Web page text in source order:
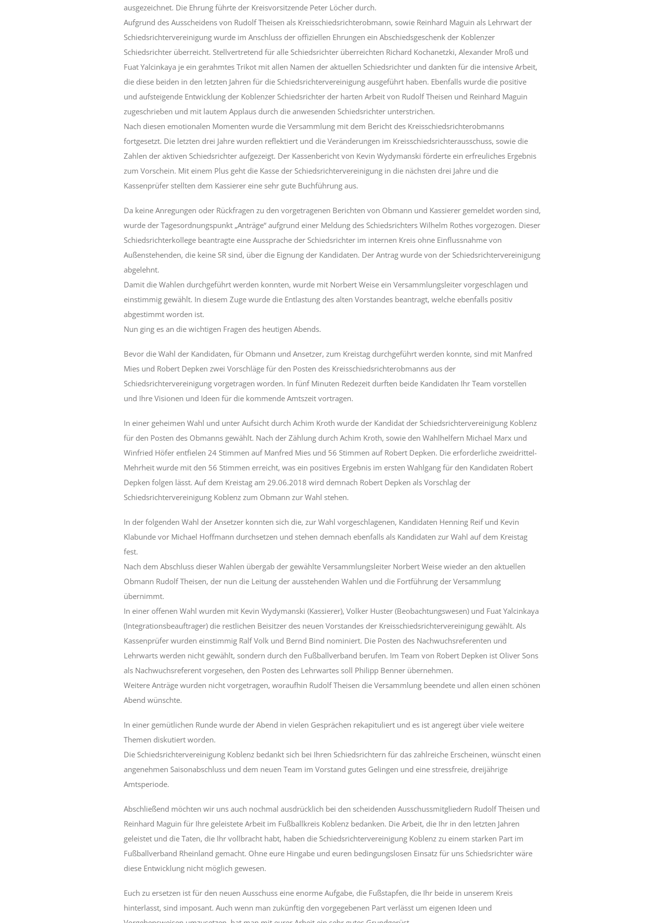
ausgezeichnet. Die Ehrung führte der Kreisvorsitzende Peter Löcher durch.
Aufgrund des Ausscheidens von Rudolf Theisen als Kreisschiedsrichterobmann, sowie Reinhard Maguin als Lehrwart der
Schiedsrichtervereinigung wurde im Anschluss der offiziellen Ehrungen ein Abschiedsgeschenk der Koblenzer
Schiedsrichter überreicht. Stellvertretend für alle Schiedsrichter überreichten Richard Kochanetzki, Alexander Mroß und
Fuat Yalcinkaya je ein gerahmtes Trikot mit allen Namen der aktuellen Schiedsrichter und dankten für die intensive Arbeit,
die diese beiden in den letzten Jahren für die Schiedsrichtervereinigung ausgeführt haben. Ebenfalls wurde die positive
und aufsteigende Entwicklung der Koblenzer Schiedsrichter der harten Arbeit von Rudolf Theisen und Reinhard Maguin
zugeschrieben und mit lautem Applaus durch die anwesenden Schiedsrichter unterstrichen.
Nach diesen emotionalen Momenten wurde die Versammlung mit dem Bericht des Kreisschiedsrichterobmanns
fortgesetzt. Die letzten drei Jahre wurden reflektiert und die Veränderungen im Kreisschiedsrichterausschuss, sowie die
Zahlen der aktiven Schiedsrichter aufgezeigt. Der Kassenbericht von Kevin Wydymanski förderte ein erfreuliches Ergebnis
zum Vorschein. Mit einem Plus geht die Kasse der Schiedsrichtervereinigung in die nächsten drei Jahre und die
Kassenprüfer stellten dem Kassierer eine sehr gute Buchführung aus.
Da keine Anregungen oder Rückfragen zu den vorgetragenen Berichten von Obmann und Kassierer gemeldet worden sind,
wurde der Tagesordnungspunkt „Anträge“ aufgrund einer Meldung des Schiedsrichters Wilhelm Rothes vorgezogen. Dieser
Schiedsrichterkollege beantragte eine Aussprache der Schiedsrichter im internen Kreis ohne Einflussnahme von
Außenstehenden, die keine SR sind, über die Eignung der Kandidaten. Der Antrag wurde von der Schiedsrichtervereinigung
abgelehnt.
Damit die Wahlen durchgeführt werden konnten, wurde mit Norbert Weise ein Versammlungsleiter vorgeschlagen und
einstimmig gewählt. In diesem Zuge wurde die Entlastung des alten Vorstandes beantragt, welche ebenfalls positiv
abgestimmt worden ist.
Nun ging es an die wichtigen Fragen des heutigen Abends.
Bevor die Wahl der Kandidaten, für Obmann und Ansetzer, zum Kreistag durchgeführt werden konnte, sind mit Manfred
Mies und Robert Depken zwei Vorschläge für den Posten des Kreisschiedsrichterobmanns aus der
Schiedsrichtervereinigung vorgetragen worden. In fünf Minuten Redezeit durften beide Kandidaten Ihr Team vorstellen
und Ihre Visionen und Ideen für die kommende Amtszeit vortragen.
In einer geheimen Wahl und unter Aufsicht durch Achim Kroth wurde der Kandidat der Schiedsrichtervereinigung Koblenz
für den Posten des Obmanns gewählt. Nach der Zählung durch Achim Kroth, sowie den Wahlhelfern Michael Marx und
Winfried Höfer entfielen 24 Stimmen auf Manfred Mies und 56 Stimmen auf Robert Depken. Die erforderliche zweidrittel-
Mehrheit wurde mit den 56 Stimmen erreicht, was ein positives Ergebnis im ersten Wahlgang für den Kandidaten Robert
Depken folgen lässt. Auf dem Kreistag am 29.06.2018 wird demnach Robert Depken als Vorschlag der
Schiedsrichtervereinigung Koblenz zum Obmann zur Wahl stehen.
In der folgenden Wahl der Ansetzer konnten sich die, zur Wahl vorgeschlagenen, Kandidaten Henning Reif und Kevin
Klabunde vor Michael Hoffmann durchsetzen und stehen demnach ebenfalls als Kandidaten zur Wahl auf dem Kreistag
fest.
Nach dem Abschluss dieser Wahlen übergab der gewählte Versammlungsleiter Norbert Weise wieder an den aktuellen
Obmann Rudolf Theisen, der nun die Leitung der ausstehenden Wahlen und die Fortführung der Versammlung
übernimmt.
In einer offenen Wahl wurden mit Kevin Wydymanski (Kassierer), Volker Huster (Beobachtungswesen) und Fuat Yalcinkaya
(Integrationsbeauftrager) die restlichen Beisitzer des neuen Vorstandes der Kreisschiedsrichtervereinigung gewählt. Als
Kassenprüfer wurden einstimmig Ralf Volk und Bernd Bind nominiert. Die Posten des Nachwuchsreferenten und
Lehrwarts werden nicht gewählt, sondern durch den Fußballverband berufen. Im Team von Robert Depken ist Oliver Sons
als Nachwuchsreferent vorgesehen, den Posten des Lehrwartes soll Philipp Benner übernehmen.
Weitere Anträge wurden nicht vorgetragen, woraufhin Rudolf Theisen die Versammlung beendete und allen einen schönen
Abend wünschte.
In einer gemütlichen Runde wurde der Abend in vielen Gesprächen rekapituliert und es ist angeregt über viele weitere
Themen diskutiert worden.
Die Schiedsrichtervereinigung Koblenz bedankt sich bei Ihren Schiedsrichtern für das zahlreiche Erscheinen, wünscht einen
angenehmen Saisonabschluss und dem neuen Team im Vorstand gutes Gelingen und eine stressfreie, dreijährige
Amtsperiode.
Abschließend möchten wir uns auch nochmal ausdrücklich bei den scheidenden Ausschussmitgliedern Rudolf Theisen und
Reinhard Maguin für Ihre geleistete Arbeit im Fußballkreis Koblenz bedanken. Die Arbeit, die Ihr in den letzten Jahren
geleistet und die Taten, die Ihr vollbracht habt, haben die Schiedsrichtervereinigung Koblenz zu einem starken Part im
Fußballverband Rheinland gemacht. Ohne eure Hingabe und euren bedingungslosen Einsatz für uns Schiedsrichter wäre
diese Entwicklung nicht möglich gewesen.
Euch zu ersetzen ist für den neuen Ausschuss eine enorme Aufgabe, die Fußstapfen, die Ihr beide in unserem Kreis
hinterlasst, sind imposant. Auch wenn man zukünftig den vorgegebenen Part verlässt um eigenen Ideen und